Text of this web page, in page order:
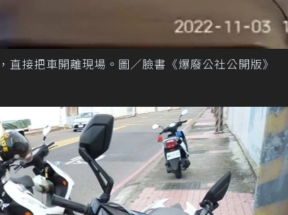
直接把車開離現場。圖／臉書《爆廢公社公開版》